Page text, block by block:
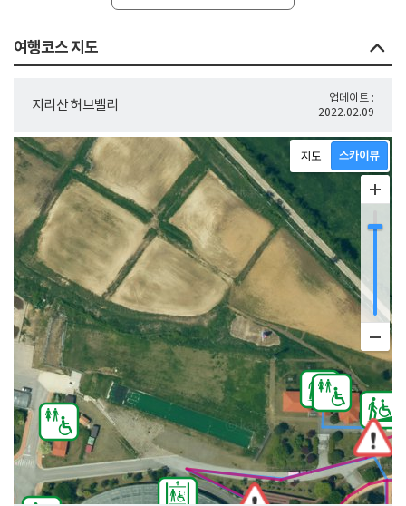
여행코스 지도
지리산 허브밸리
업데이트 :
2022.02.09